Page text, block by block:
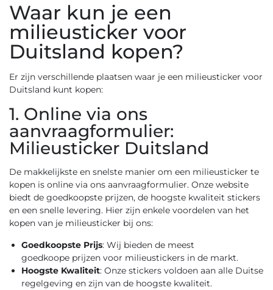
Waar kun je een
milieusticker voor
Duitsland kopen?
Er zijn verschillende plaatsen waar je een milieusticker voor
Duitsland kunt kopen:
1. Online via ons
aanvraagformulier:
Milieusticker Duitsland
De makkelijkste en snelste manier om een milieusticker te
kopen is online via ons aanvraagformulier. Onze website
biedt de goedkoopste prijzen, de hoogste kwaliteit stickers
en een snelle levering. Hier zijn enkele voordelen van het
kopen van je milieusticker bij ons:
Goedkoopste Prijs: Wij bieden de meest
goedkoope prijzen voor milieustickers in de markt.
Hoogste Kwaliteit: Onze stickers voldoen aan alle Duitse
regelgeving en zijn van de hoogste kwaliteit.